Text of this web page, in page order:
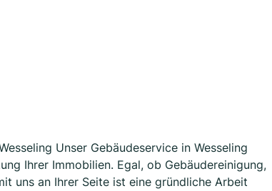
Unser Gebäudeservice in Wesseling
Ihrer Immobilien. Egal, ob Gebäudereinigung,
uns an Ihrer Seite ist eine gründliche Arbeit